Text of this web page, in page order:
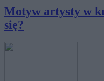
Motyw artysty w
się?